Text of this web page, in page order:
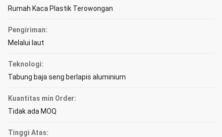
Rumah Kaca Plastik Terowongan
Pengiriman:
Melalui laut
Teknologi:
Tabung baja seng berlapis aluminium
Kuantitas min Order:
Tidak ada MOQ
Tinggi Atas: